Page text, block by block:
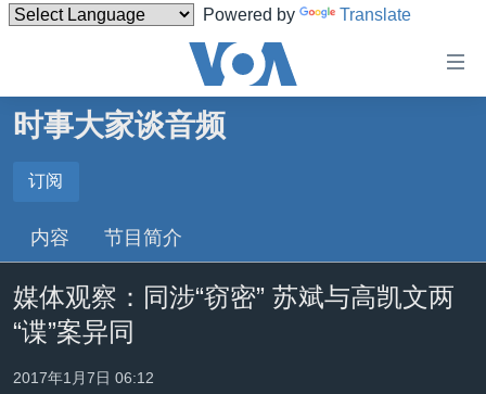
Powered by Translate
碍
到
内
转
主页
美国
台湾
港澳
国际
最新国际新闻
分类新闻
时事大家谈音频
订阅
Spotify
订阅
内容 节目简介
媒体观察：同涉“窃密” 苏斌与高凯文两
“谍”案异同
2017年1月7日 06:12